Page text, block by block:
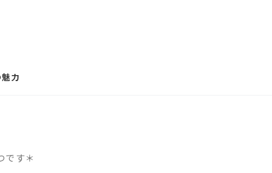
力
です＊